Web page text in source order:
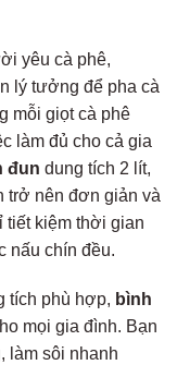
yêu cà phê,
lý tưởng để pha cà
mỗi giọt cà phê
làm đủ cho cả gia
đun dung tích 2 lít,
trở nên đơn giản và
tiết kiệm thời gian
nấu chín đều.
tích phù hợp, bình
mọi gia đình. Bạn
làm sôi nhanh